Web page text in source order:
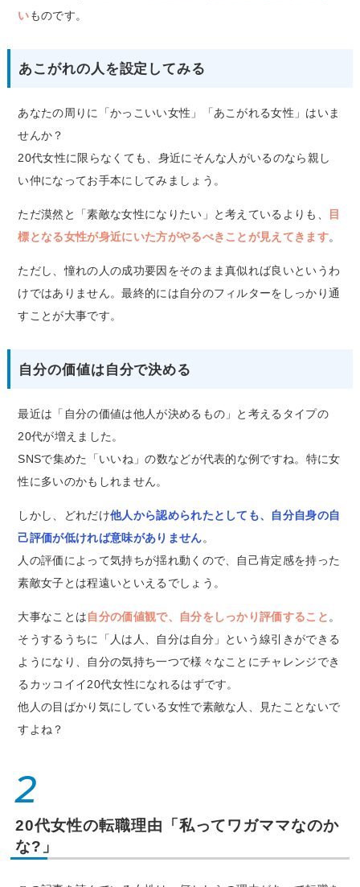
いものです。
あこがれの人を設定してみる
あなたの周りに「かっこいい女性」「あこがれる女性」はいま
せんか？
20代女性に限らなくても、身近にそんな人がいるのなら親し
い仲になってお手本にしてみましょう。
ただ漠然と「素敵な女性になりたい」と考えているよりも、
目
標となる女性が身近にいた方がやるべきことが見えてきます。
ただし、憧れの人の成功要因をそのまま真似れば良いというわ
けではありません。最終的には自分のフィルターをしっかり通
すことが大事です。
自分の価値は自分で決める
最近は「自分の価値は他人が決めるもの」と考えるタイプの
20代が増えました。
SNSで集めた「いいね」の数などが代表的な例ですね。特に女
性に多いのかもしれません。
しかし、どれだけ他人から認められたとしても、自分自身の自
己評価が低ければ意味がありません。
人の評価によって気持ちが揺れ動くので、自己肯定感を持った
素敵女子とは程遠いといえるでしょう。
大事なことは自分の価値観で、自分をしっかり評価すること。
そうするうちに「人は人、自分は自分」という線引きができる
ようになり、自分の気持ち一つで様々なことにチャレンジでき
るカッコイイ20代女性になれるはずです。
他人の目ばかり気にしている女性で素敵な人、見たことないで
すよね？
2
20代女性の転職理由「私ってワガママなのか
な?」